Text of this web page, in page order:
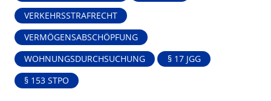
VERKEHRSSTRAFRECHT
VERMÖGENSABSCHÖPFUNG
WOHNUNGSDURCHSUCHUNG § 17 JGG
§ 153 STPO